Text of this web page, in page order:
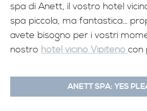
spa di Anett, il vostro hotel
spa piccola, ma fantastica...
avete bisogno per i vostri
nostro hotel vicino Vipiteno con
ANETT SPA: YES